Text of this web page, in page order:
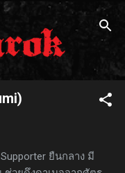
ยืนกลาง มี